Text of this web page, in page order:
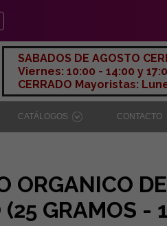
SABADOS DE AGOSTO
Viernes: 10:00 - 14:00 y
CERRADO Mayoristas:
CATÁLOGOS CONTACTO
ORGANICO DE
(25 GRAMOS -